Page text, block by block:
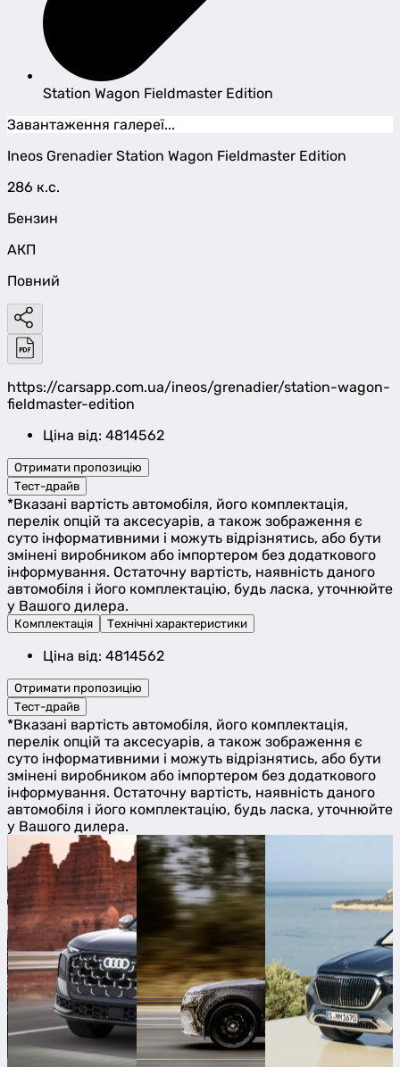
Station Wagon Fieldmaster Edition
Завантаження галереї...
Ineos Grenadier Station Wagon Fieldmaster Edition
286 к.с.
Бензин
АКП
Повний
https://carsapp.com.ua/ineos/grenadier/station-wagon-
fieldmaster-edition
Ціна від: 4814562
Отримати пропозицію
Тест-драйв
*Вказані вартість автомобіля, його комплектація,
перелік опцій та аксесуарів, а також зображення є
суто інформативними і можуть відрізнятись, або бути
змінені виробником або імпортером без додаткового
інформування. Остаточну вартість, наявність даного
автомобіля і його комплектацію, будь ласка, уточнюйте
у Вашого дилера.
Комплектація Технічні характеристики
Ціна від: 4814562
Отримати пропозицію
Тест-драйв
*Вказані вартість автомобіля, його комплектація,
перелік опцій та аксесуарів, а також зображення є
суто інформативними і можуть відрізнятись, або бути
змінені виробником або імпортером без додаткового
інформування. Остаточну вартість, наявність даного
автомобіля і його комплектацію, будь ласка, уточнюйте
у Вашого дилера.